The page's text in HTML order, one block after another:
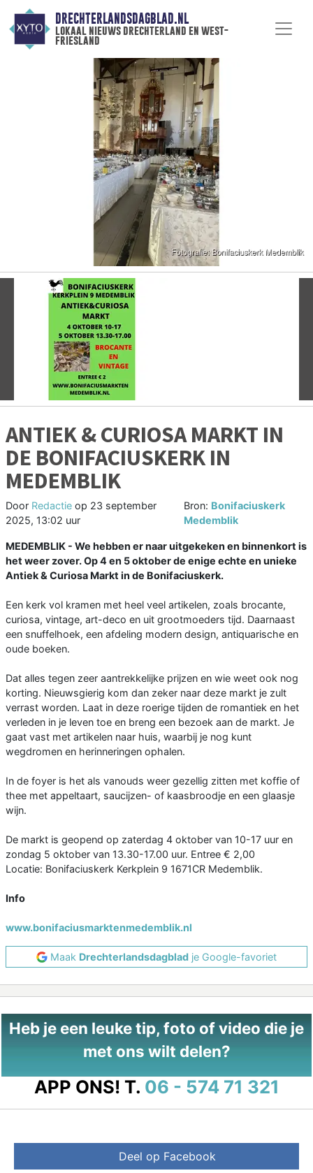
DRECHTERLANDSDAGBLAD.NL
lokaal nieuws drechterland en west-
friesland
ANTIEK & CURIOSA MARKT IN
DE BONIFACIUSKERK IN
MEDEMBLIK
Door Redactie op 23 september
2025, 13:02 uur
Bron: Bonifaciuskerk
Medemblik
MEDEMBLIK - We hebben er naar uitgekeken en binnenkort is
het weer zover. Op 4 en 5 oktober de enige echte en unieke
Antiek & Curiosa Markt in de Bonifaciuskerk.
Een kerk vol kramen met heel veel artikelen, zoals brocante,
curiosa, vintage, art-deco en uit grootmoeders tijd. Daarnaast
een snuffelhoek, een afdeling modern design, antiquarische en
oude boeken.
Dat alles tegen zeer aantrekkelijke prijzen en wie weet ook nog
korting. Nieuwsgierig kom dan zeker naar deze markt je zult
verrast worden. Laat in deze roerige tijden de romantiek en het
verleden in je leven toe en breng een bezoek aan de markt. Je
gaat vast met artikelen naar huis, waarbij je nog kunt
wegdromen en herinneringen ophalen.
In de foyer is het als vanouds weer gezellig zitten met koffie of
thee met appeltaart, saucijzen- of kaasbroodje en een glaasje
wijn.
De markt is geopend op zaterdag 4 oktober van 10-17 uur en
zondag 5 oktober van 13.30-17.00 uur. Entree € 2,00
Locatie: Bonifaciuskerk Kerkplein 9 1671CR Medemblik.
Info
www.bonifaciusmarktenmedemblik.nl
Maak Drechterlandsdagblad je Google-favoriet
Heb je een leuke tip, foto of video die je
met ons wilt delen?
APP ONS! T. 06 - 574 71 321
Deel op Facebook